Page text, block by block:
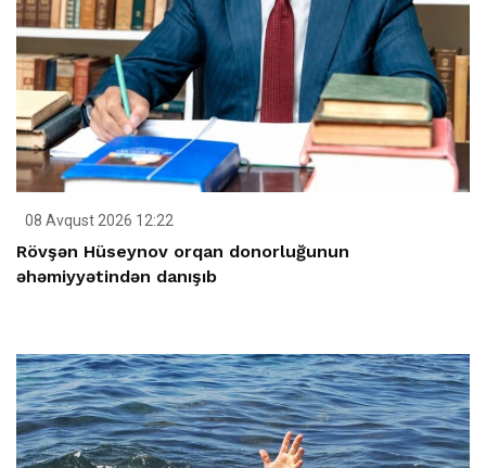
08 Avqust 2026 12:22
Rövşən Hüseynov orqan donorluğunun
əhəmiyyətindən danışıb